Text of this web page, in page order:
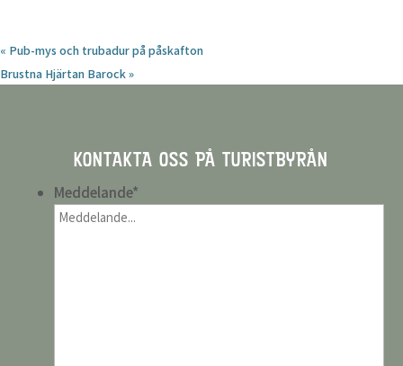
« Pub-mys och trubadur på påskafton
Brustna Hjärtan Barock»
KONTAKTA OSS PÅ TURISTBYRÅN
Meddelande*